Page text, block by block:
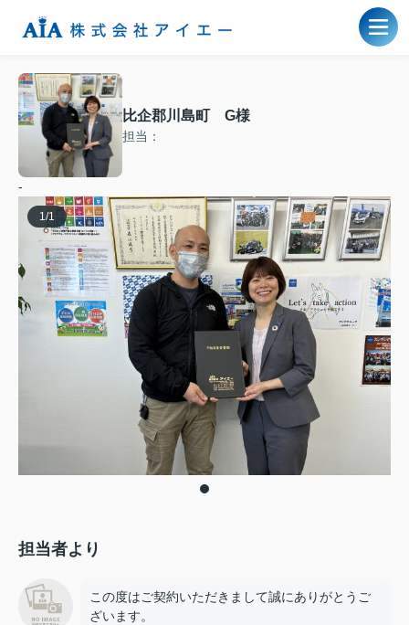
比企郡川島町 G様
担当：
-
1 /1
担当者より
この度はご契約いただきまして誠にありがとうご
ざいます。